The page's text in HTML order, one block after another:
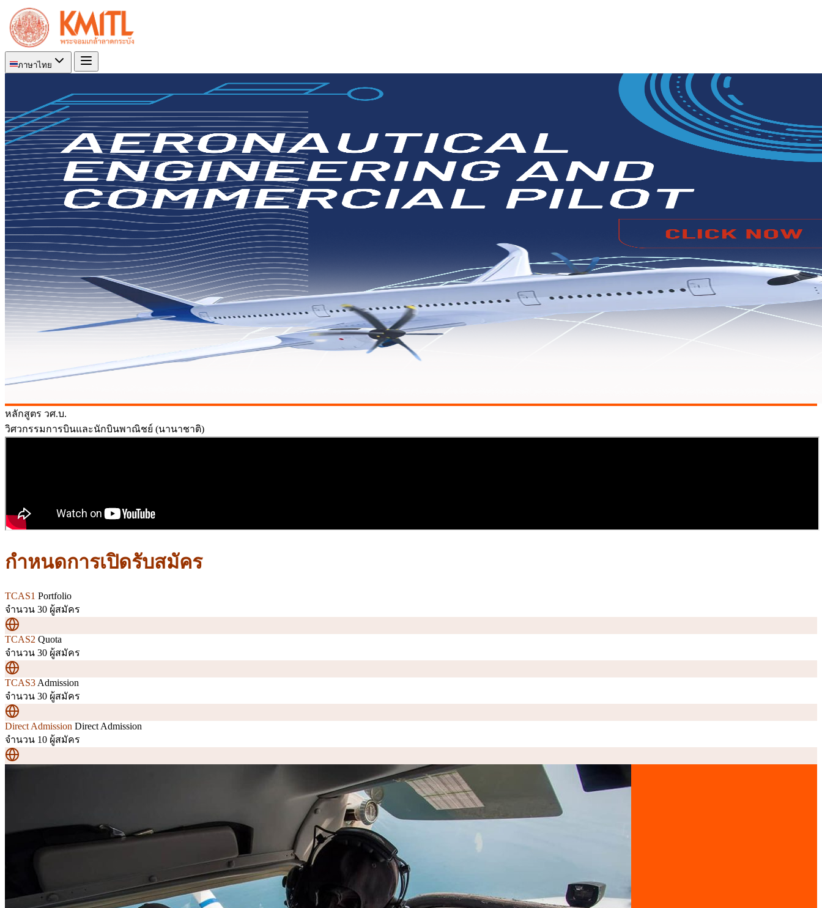
ภาษาไทย
หลักสูตร วศ.บ.
วิศวกรรมการบินและนักบินพาณิชย์ (นานาชาติ)
กำหนดการเปิดรับสมัคร
TCAS1 Portfolio
จำนวน 30 ผู้สมัคร
TCAS2 Quota
จำนวน 30 ผู้สมัคร
TCAS3 Admission
จำนวน 30 ผู้สมัคร
Direct Admission Direct Admission
จำนวน 10 ผู้สมัคร